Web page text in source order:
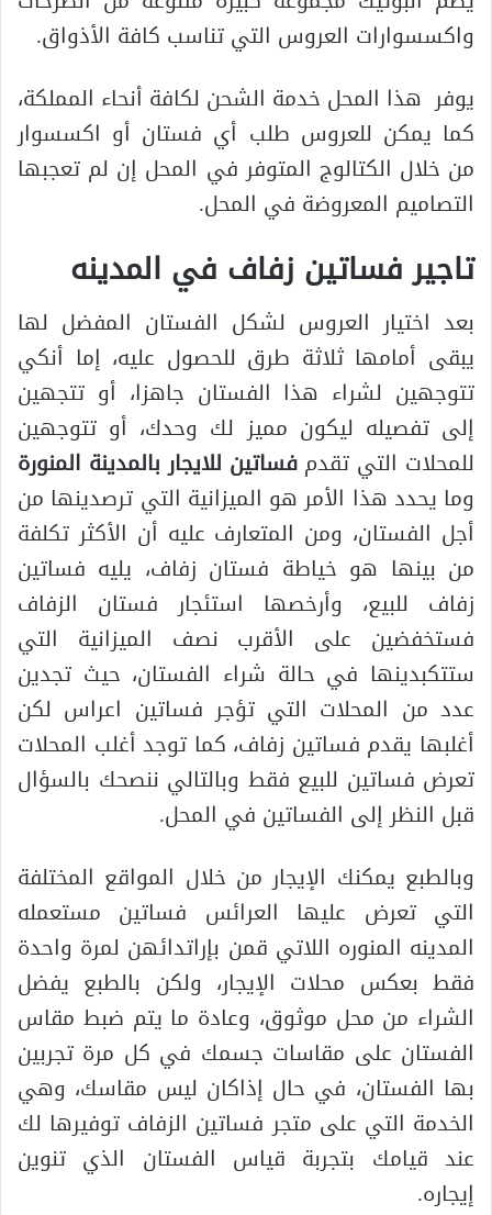
واكسسوارات العروس التي تناسب كافة الأذواق.
يوفر هذا المحل خدمة الشحن لكافة أنحاء المملكة،
كما يمكن للعروس طلب أي فستان أو اكسسوار
من خلال الكتالوج المتوفر في المحل إن لم تعجبها
التصاميم المعروضة في المحل.
تاجير فساتين زفاف في المدينه
بعد اختيار العروس لشكل الفستان المفضل لها
يبقى أمامها ثلاثة طرق للحصول عليه، إما أنكي
تتوجهين لشراء هذا الفستان جاهزا، أو تتجهين
إلى تفصيله ليكون مميز لك وحدك، أو تتوجهين
للمحلات التي تقدمفساتين للايجار بالمدينة المنورة
وما يحدد هذا الأمر هو الميزانية التي ترصدينها من
أجل الفستان، ومن المتعارف عليه أن الأكثر تكلفة
من بينها هو خياطة فستان زفاف، يليه فساتين
زفاف للبيع، وأرخصها استئجار فستان الزفاف
فستخفضين على الأقرب نصف الميزانية التي
ستتكبدينها في حالة شراء الفستان، حيث تجدين
عدد من المحلات التي تؤجر فساتين اعراس لكن
أغلبها يقدم فساتين زفاف، كما توجد أغلب المحلات
تعرض فساتين للبيع فقط وبالتالي ننصحك بالسؤال
قبل النظر إلى الفساتين في المحل.
وبالطبع يمكنك الإيجار من خلال المواقع المختلفة
التي تعرض عليها العرائس فساتين مستعمله
المدينه المنوره اللاتي قمن بإراتدائهن لمرة واحدة
فقط بعكس محلات الإيجار، ولكن بالطبع يفضل
الشراء من محل موثوق، وعادة ما يتم ضبط مقاس
الفستان على مقاسات جسمك في كل مرة تجربين
بها الفستان، في حال إذاكان ليس مقاسك، وهي
الخدمة التي على متجر فساتين الزفاف توفيرها لك
عند قيامك بتجربة قياس الفستان الذي تنوين
إيجاره.